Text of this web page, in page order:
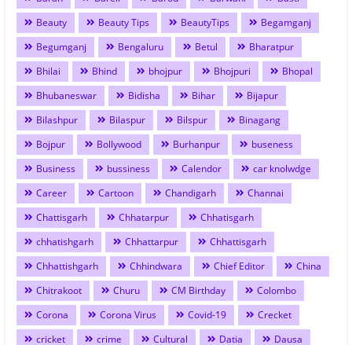
Beauty
Beauty Tips BeautyTips
Begamganj
Begumganj
Bengaluru Betul
Bharatpur
Bhilai
Bhind bhojpur Bhojpuri
Bhopal
Bhubaneswar
Bidisha Bihar
Bijapur
Bilashpur
Bilaspur Bilspur
Binagang
Bojpur
Bollywood Burhanpur
buseness
Business
bussiness Calendor
car knolwdge
Career
Cartoon Chandigarh
Channai
Chattisgarh
Chhatarpur
Chhatisgarh
chhatishgarh
Chhattarpur
Chhattisgarh
Chhattishgarh
Chhindwara Chief Editor
China
Chitrakoot
Churu CM Birthday
Colombo
Corona
Corona Virus Covid-19
Crecket
cricket
crime Cultural Datia
Dausa